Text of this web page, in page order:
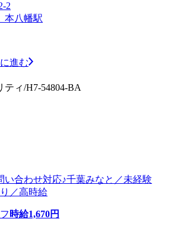
2
本八幡駅
進む
ィ/H7-54804-BA
い合わせ対応♪千葉みなと／未経験
／高時給
時給1,670円